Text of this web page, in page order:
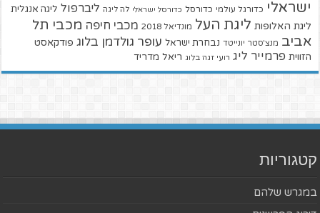
ישראלי כדורגל עולמי כדורסל כדורסל ישראלי לה ליגה ליברפול ליגה אנגלית
ליגת האלופות ליגת העל מונדיאל 2018 מכבי חיפה מכבי תל
אביב מנצ'סטר יונייטד נבחרת ישראל עופר גולדמן בלוג פודקאסט
הזווית פרמייר ליג רועי זגה בלוג ריאל מדריד
קטגוריות
במגרש שלהם